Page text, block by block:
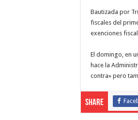
Bautizada por
fiscales del
exenciones
El domingo, en
hace la
contra» pero
Share